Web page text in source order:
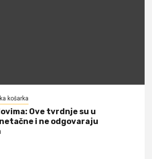
košarka
​Ove tvrdnje su u
i ne odgovaraju